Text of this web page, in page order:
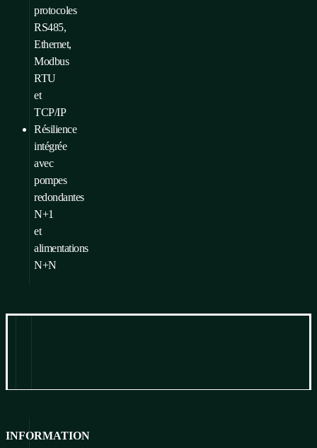
protocoles
RS485,
Ethernet,
Modbus
RTU
et
TCP/IP
Résilience
intégrée
avec
pompes
redondantes
N+1
et
alimentations
N+N
INFORMATION